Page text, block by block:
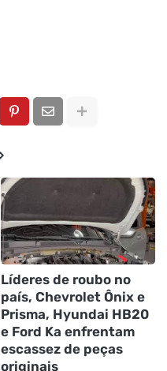
Líderes de roubo no
país, Chevrolet Ônix e
Prisma, Hyundai HB20
e Ford Ka enfrentam
escassez de peças
originais